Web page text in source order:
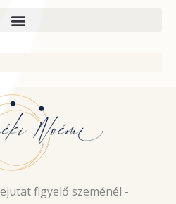
figyelő szeménél -